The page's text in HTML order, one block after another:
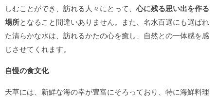
しむことができ、訪れる人々にとって、心に残る思い出を作る
場所となること間違いありません。また、名水百選にも選ばれ
た清らかな水は、訪れるかたの心を癒し、自然との一体感を感
じさせてくれます。
自慢の食文化
天草には、新鮮な海の幸が豊富にそろっており、特に海鮮料理